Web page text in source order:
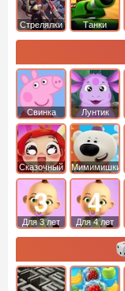
Стрелялки Танки
Свинка
Пеппа
Лунтик
Сказочный
патруль
Мимимишки
Для 3 лет Для 4 лет